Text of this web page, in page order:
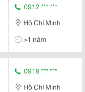
0912 *** ***
Hồ Chí Minh
>1 năm
0919 *** ***
Hồ Chí Minh